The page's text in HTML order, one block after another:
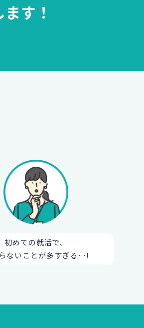
す！
初めての就活で、
ないことが多すぎる…!